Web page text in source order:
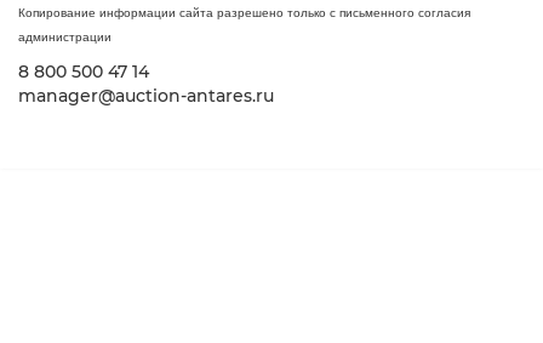
Копирование информации сайта разрешено только с письменного согласия
администрации
8 800 500 47 14
manager@auction-antares.ru